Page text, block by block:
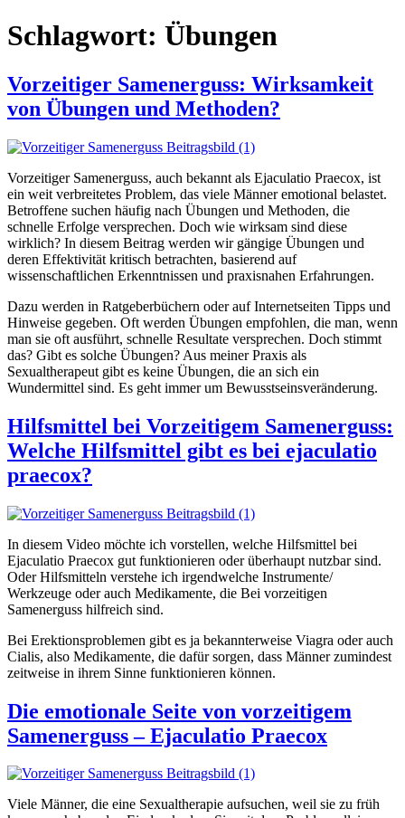
Schlagwort: Übungen
Vorzeitiger Samenerguss: Wirksamkeit
von Übungen und Methoden?
Vorzeitiger Samenerguss, auch bekannt als Ejaculatio Praecox, ist
ein weit verbreitetes Problem, das viele Männer emotional belastet.
Betroffene suchen häufig nach Übungen und Methoden, die
schnelle Erfolge versprechen. Doch wie wirksam sind diese
wirklich? In diesem Beitrag werden wir gängige Übungen und
deren Effektivität kritisch betrachten, basierend auf
wissenschaftlichen Erkenntnissen und praxisnahen Erfahrungen.
Dazu werden in Ratgeberbüchern oder auf Internetseiten Tipps und
Hinweise gegeben. Oft werden Übungen empfohlen, die man, wenn
man sie oft ausführt, schnelle Resultate versprechen. Doch stimmt
das? Gibt es solche Übungen? Aus meiner Praxis als
Sexualtherapeut gibt es keine Übungen, die an sich ein
Wundermittel sind. Es geht immer um Bewusstseinsveränderung.
Hilfsmittel bei Vorzeitigem Samenerguss:
Welche Hilfsmittel gibt es bei ejaculatio
praecox?
In diesem Video möchte ich vorstellen, welche Hilfsmittel bei
Ejaculatio Praecox gut funktionieren oder überhaupt nutzbar sind.
Oder Hilfsmitteln verstehe ich irgendwelche Instrumente/
Werkzeuge oder auch Medikamente, die Bei vorzeitigen
Samenerguss hilfreich sind.
Bei Erektionsproblemen gibt es ja bekannterweise Viagra oder auch
Cialis, also Medikamente, die dafür sorgen, dass Männer zumindest
zeitweise in ihrem Sinne funktionieren können.
Die emotionale Seite von vorzeitigem
Samenerguss – Ejaculatio Praecox
Viele Männer, die eine Sexualtherapie aufsuchen, weil sie zu früh